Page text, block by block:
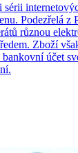
Podezřelá z
různou
Zboží
bankovní účet